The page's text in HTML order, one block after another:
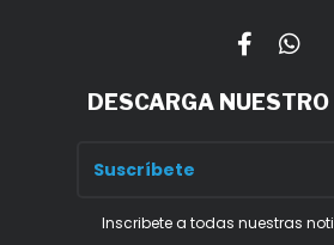
DESCARGA
Inscribete a todas nuestras